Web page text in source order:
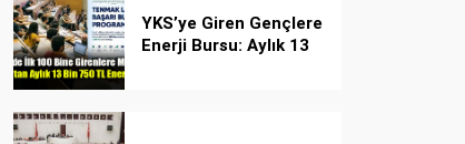
YKS’ye Giren Gençlere
Enerji Bursu: Aylık 13